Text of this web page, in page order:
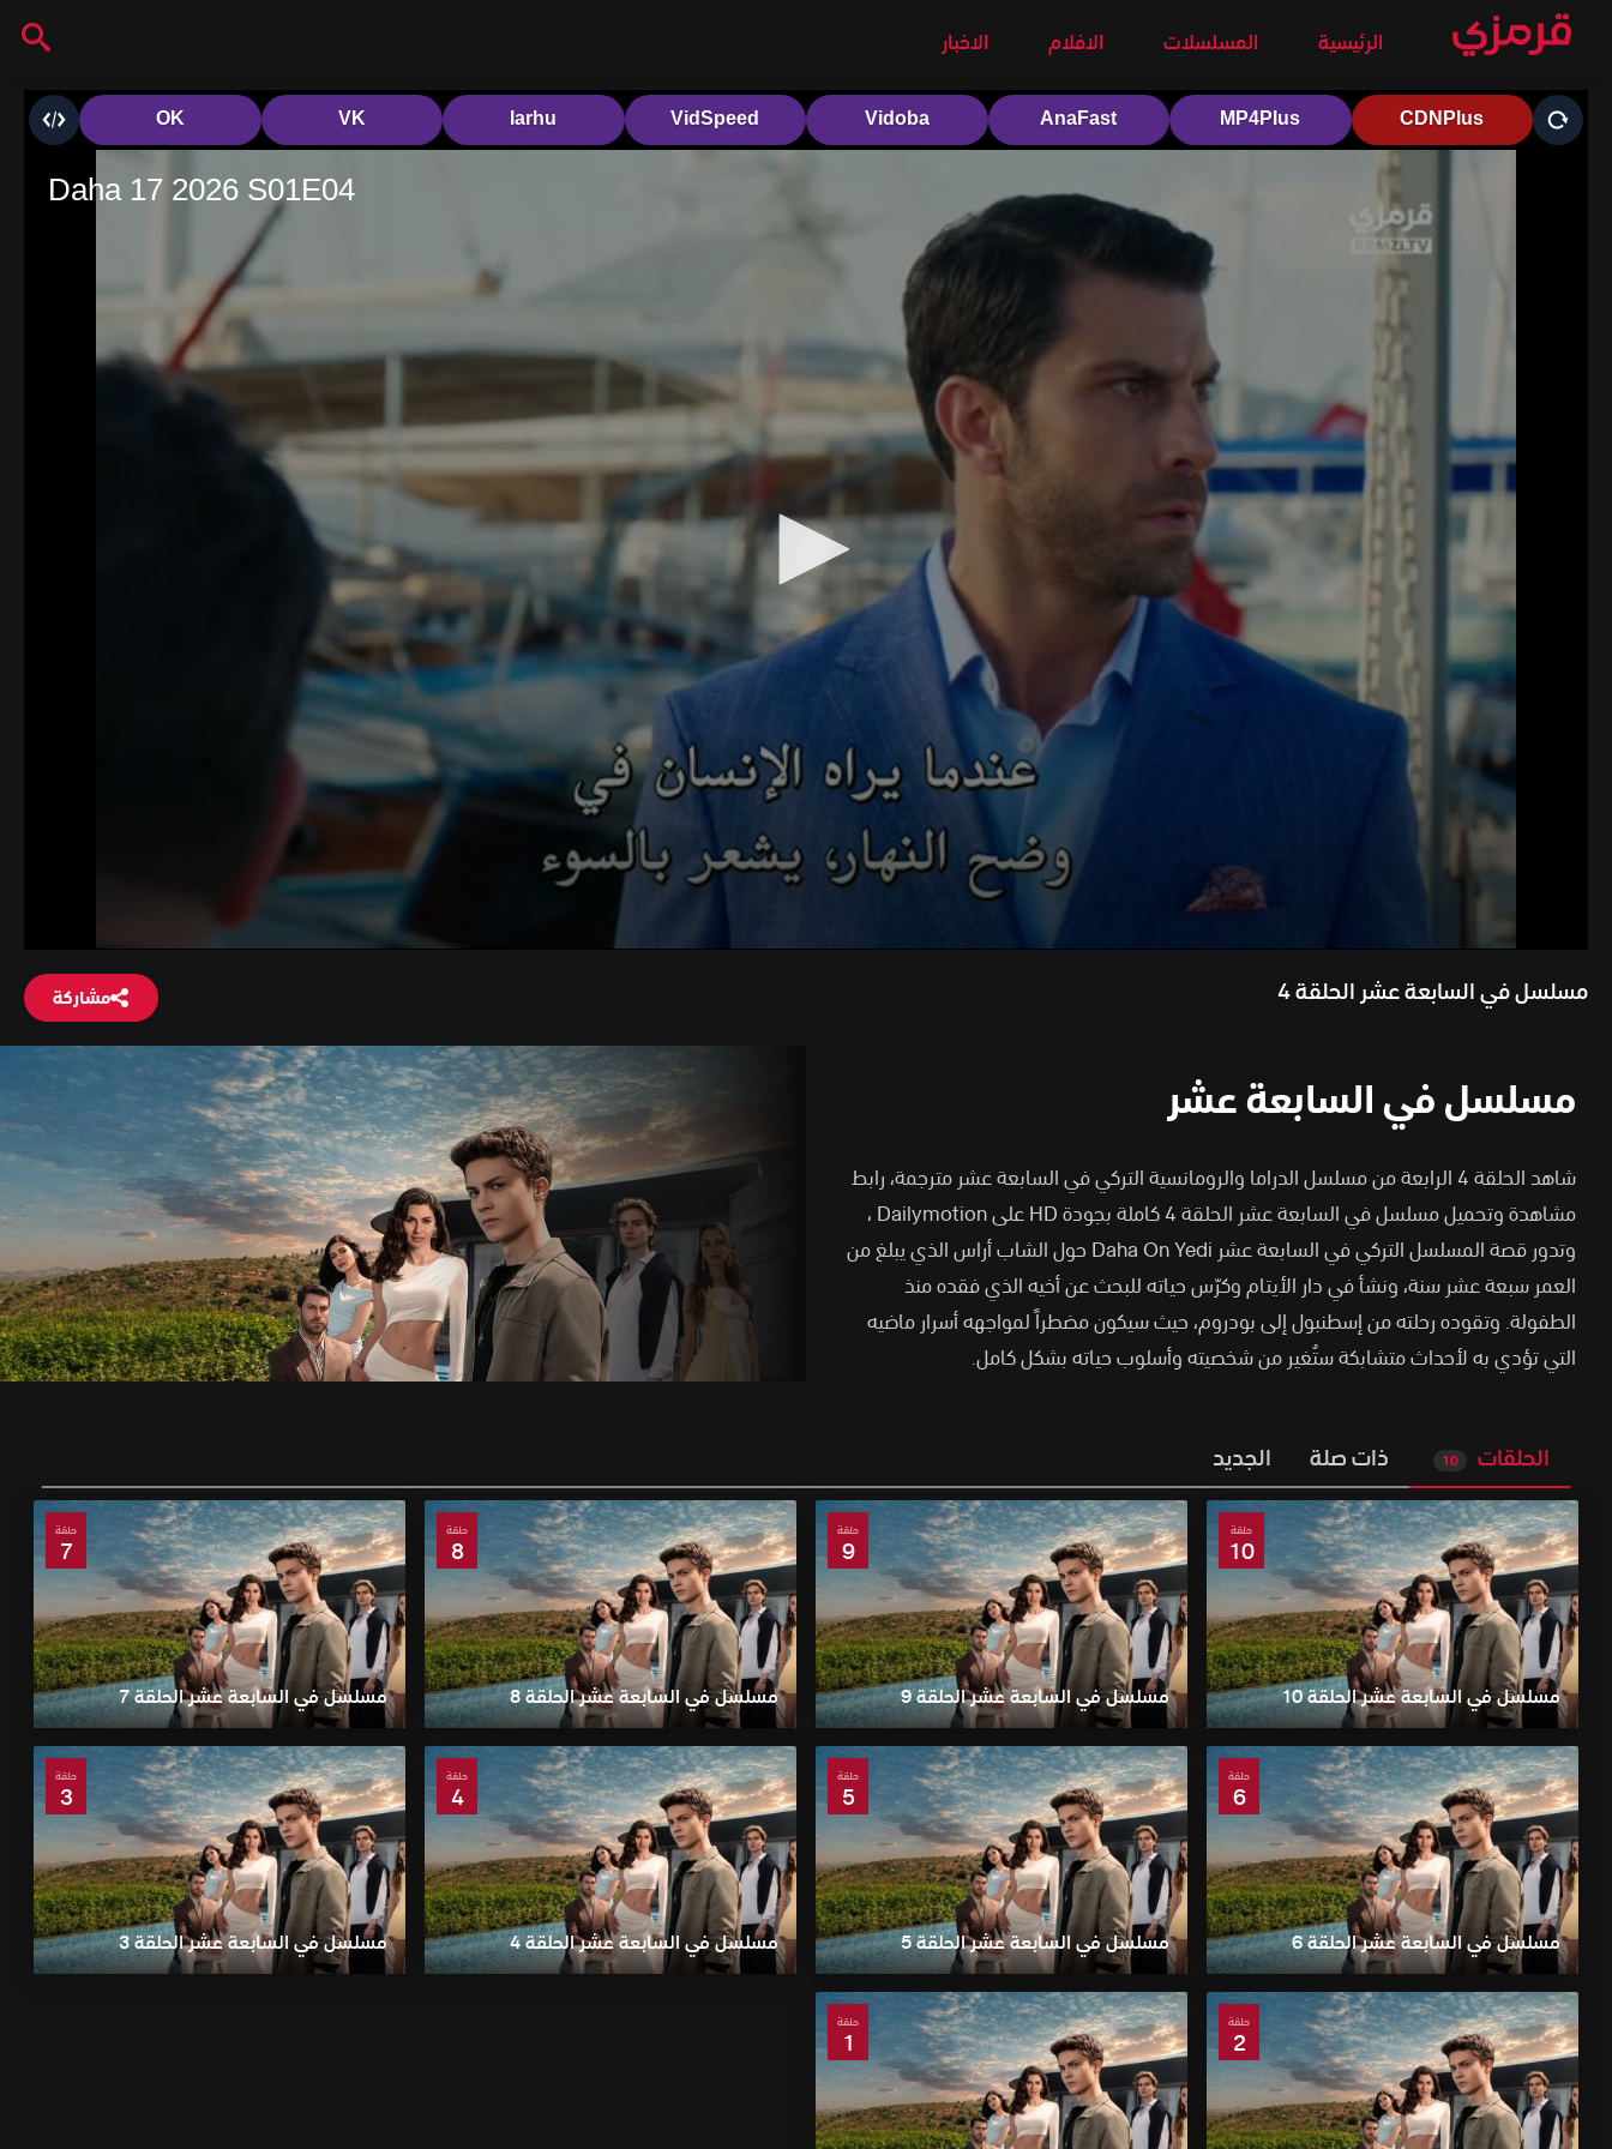
الرئيسية المسلسلات الافلام الاخبار
مسلسل في السابعة عشر الحلقة 4 مشاركة
مسلسل في السابعة عشر
شاهد الحلقة 4 الرابعة من مسلسل الدراما والرومانسية التركي في السابعة عشر مترجمة، رابط
مشاهدة وتحميل مسلسل في السابعة عشر الحلقة 4 كاملة بجودة HD على Dailymotion
،
وتدور قصة المسلسل التركي في السابعة عشر Daha On Yedi حول الشاب أراس الذي يبلغ من
العمر سبعة عشر سنة، ونشأ في دار الأيتام وكرّس حياته للبحث عن أخيه الذي فقده منذ
الطفولة. وتقوده رحلته من إسطنبول إلى بودروم، حيث سيكون مضطراً لمواجهه أسرار ماضيه
التي تؤدي به لأحداث متشابكة ستُغير من شخصيته وأسلوب حياته بشكل كامل.
الحلقات 10 ذات صلة الجديد
حلقة
10
مسلسل في السابعة عشر الحلقة 10
حلقة
9
مسلسل في السابعة عشر الحلقة 9
حلقة
8
مسلسل في السابعة عشر الحلقة 8
حلقة
7
مسلسل في السابعة عشر الحلقة 7
حلقة
6
مسلسل في السابعة عشر الحلقة 6
حلقة
5
مسلسل في السابعة عشر الحلقة 5
حلقة
4
مسلسل في السابعة عشر الحلقة 4
حلقة
3
مسلسل في السابعة عشر الحلقة 3
حلقة
2
حلقة
1